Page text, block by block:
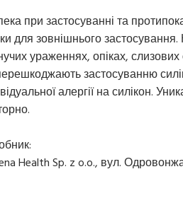
при застосуванні та
для зовнішнього
ураженнях, опіках,
застосуванню
алергії на силікон.
Health Sp. z o.o., вул.